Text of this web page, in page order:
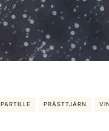
PARTILLE PRÄSTTJÄRN